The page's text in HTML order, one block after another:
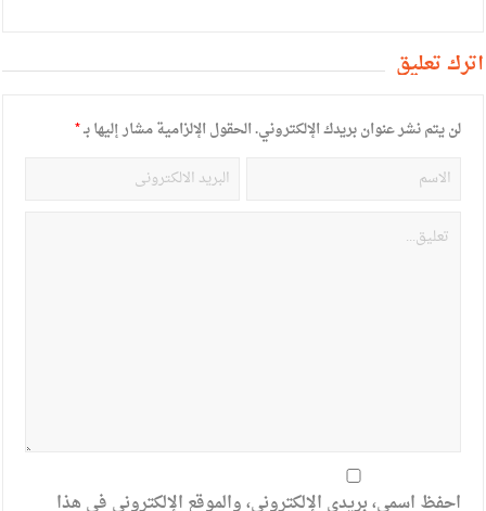
أترك تعليق
لن يتم نشر عنوان بريدك الإلكتروني.الحقول الإلزامية مشار إليها بـ*
احفظ اسمي، بريدي الإلكتروني، والموقع الإلكتروني في هذا